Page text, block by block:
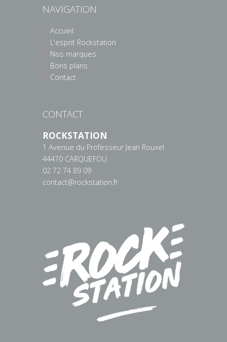
NAVIGATION
Accueil
L'esprit Rockstation
Nos marques
Bons plans
Contact
CONTACT
ROCKSTATION
1 Avenue du Professeur Jean Rouxel
44470 CARQUEFOU
02 72 74 89 09
contact@rockstation.fr